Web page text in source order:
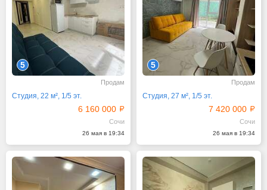
5
Продам
Студия, 22 м², 1/5 эт.
6 160 000
Сочи
26 мая в 19:34
5
Продам
Студия, 27 м², 1/5 эт.
7 420 000
Сочи
26 мая в 19:34